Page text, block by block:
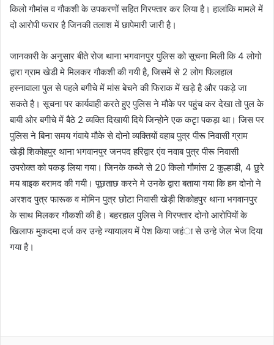
किलो गौमांस व गौकशी के उपकरणों सहित गिरफ्तार कर लिया है। हालांकि मामले में
दो आरोपी फरार है जिनकी तलाश में छापेमारी जारी है।
जानकारी के अनुसार बीते रोज थाना भगवानपुर पुलिस को सूचना मिली कि 4 लोगो
द्वारा ग्राम खेडी मे मिलकर गौकशी की गयी है, जिसमें से 2 लोग फिलहाल
हस्नावाला पुल से पहले बगीचे में मांस बेचने की फिराक में खड़े है और पकड़े जा
सकते है। सूचना पर कार्यवाही करते हुए पुलिस ने मौके पर पहुंच कर देखा तो पुल के
बायी ओर बगीचे में बैठे 2 व्यक्ति दिखायी दिये जिन्होने एक कटृा पकड़ा था। जिस पर
पुलिस ने बिना समय गंवाये मौके से दोनो व्यक्तियों वहाब पुत्र पीरू निवासी ग्राम
खेड़ी शिकोहपुर थाना भगवानपुर जनपद हरिद्वार एंव नवाब पुत्र पीरू निवासी
उपरोक्त को पकड़ लिया गया। जिनके कब्जे से 20 किलो गौमांस 2 कुल्हाडी, 4 छुरे
मय बाइक बरामद की गयी। पूछताछ करने मे उनके द्वारा बताया गया कि हम दोनो ने
अरशद पुत्र फारूक व मोमिन पुत्र छोटा निवासी खेड़ी शिकोहपुर थाना भगवानपुर
के साथ मिलकर गौकशी की है। बहरहाल पुलिस ने गिरफ्तार दोनो आरोपियों के
खिलाफ मुकदमा दर्ज कर उन्हे न्यायालय में पेश किया जहंा से उन्हे जेल भेज दिया
गया है।